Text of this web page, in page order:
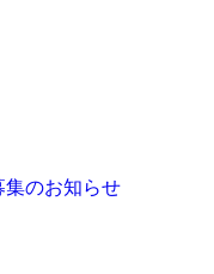
のお知らせ